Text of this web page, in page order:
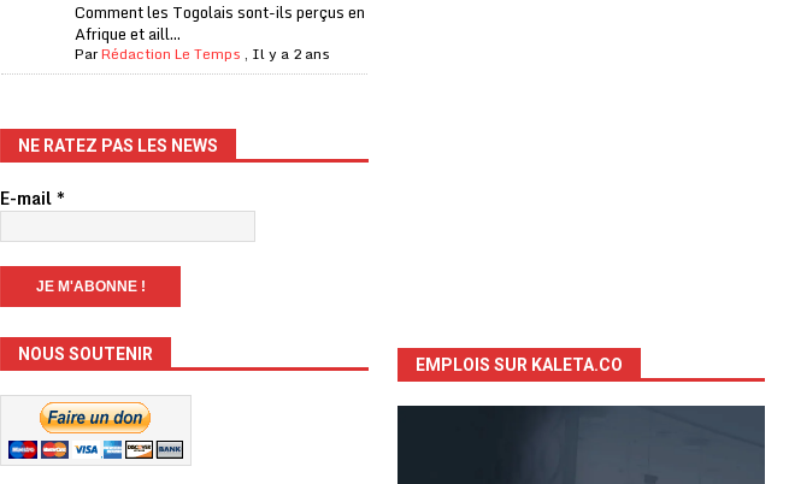
Comment les Togolais sont-ils perçus en
Afrique et aill...
ParRédaction Le Temps , Il y a 2 ans
NE RATEZ PAS LES NEWS
E-mail*
NOUS SOUTENIR
EMPLOIS SUR KALETA.CO